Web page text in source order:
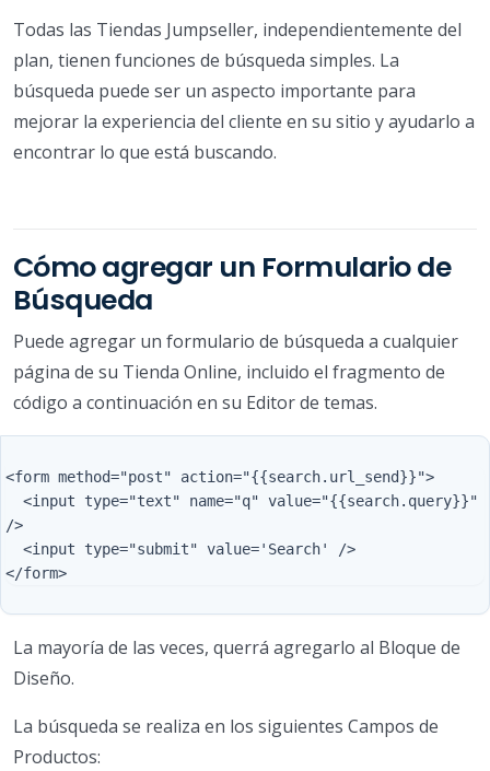
Todas las Tiendas Jumpseller, independientemente del
plan, tienen funciones de búsqueda simples. La
búsqueda puede ser un aspecto importante para
mejorar la experiencia del cliente en su sitio y ayudarlo a
encontrar lo que está buscando.
Cómo agregar un Formulario de
Búsqueda
Puede agregar un formulario de búsqueda a cualquier
página de su Tienda Online, incluido el fragmento de
código a continuación en su Editor de temas.
<form method="post" action="{{search.url_send}}">
/>
La mayoría de las veces, querrá agregarlo al Bloque de
Diseño.
La búsqueda se realiza en los siguientes Campos de
Productos: